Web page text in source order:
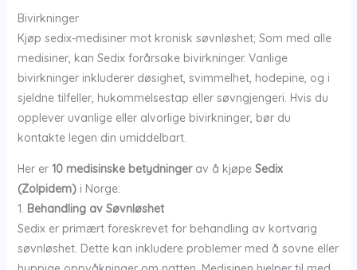
Bivirkninger
Kjøp sedix-medisiner mot kronisk søvnløshet; Som med alle
medisiner, kan Sedix forårsake bivirkninger. Vanlige
bivirkninger inkluderer døsighet, svimmelhet, hodepine, og i
sjeldne tilfeller, hukommelsestap eller søvngjengeri. Hvis du
opplever uvanlige eller alvorlige bivirkninger, bør du
kontakte legen din umiddelbart.
Her er 10 medisinske betydningerav å kjøpe Sedix
(Zolpidem)i Norge:
1. Behandling av Søvnløshet
Sedix er primært foreskrevet for behandling av kortvarig
søvnløshet. Dette kan inkludere problemer med å sovne eller